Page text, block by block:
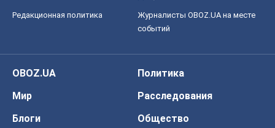
Редакционная политика
Журналисты OBOZ.UA на месте
событий
OBOZ.UA
Политика
Мир
Расследования
Блоги
Общество